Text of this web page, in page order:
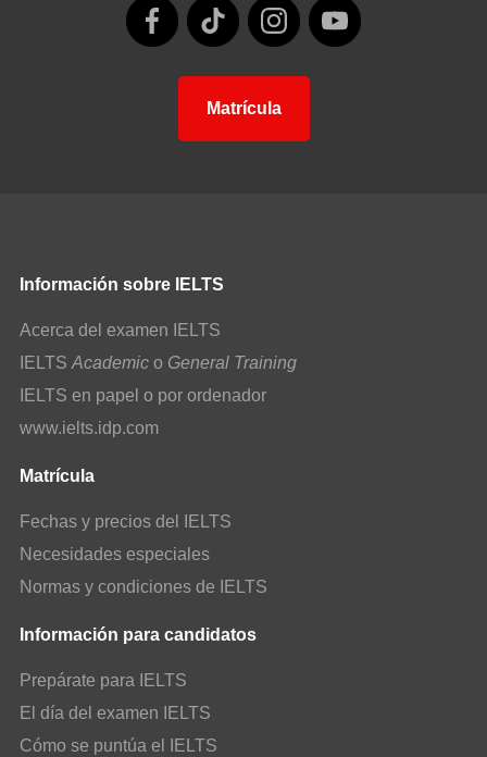
Matrícula
Información sobre IELTS
Acerca del examen IELTS
IELTSAcademic o General Training
IELTS en papel o por ordenador
www.ielts.idp.com
Matrícula
Fechas y precios del IELTS
Necesidades especiales
Normas y condiciones de IELTS
Información para candidatos
Prepárate para IELTS
El día del examen IELTS
Cómo se puntúa el IELTS